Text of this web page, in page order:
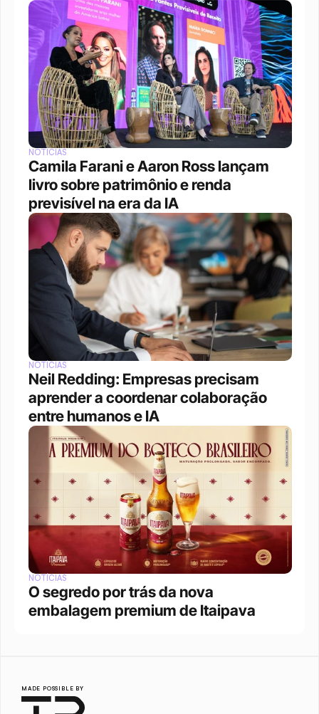
NOTÍCIAS
Camila Farani e Aaron Ross lançam
livro sobre patrimônio e renda
previsível na era da IA
NOTÍCIAS
Neil Redding: Empresas precisam
aprender a coordenar colaboração
entre humanos e IA
NOTÍCIAS
O segredo por trás da nova
embalagem premium de Itaipava
MADE POSSIBLE BY